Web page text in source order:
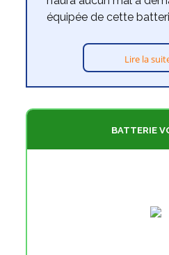
équipée de cette
Lire la
BATTERIE